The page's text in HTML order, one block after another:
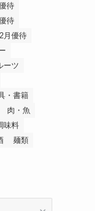
待
待
月優待
ーツ
・書籍
肉・魚
味料
麺類